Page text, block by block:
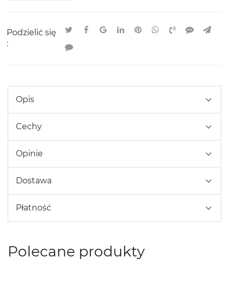
Podzielić się
:
Opis
Cechy
Opinie
Dostawa
Płatność
Polecane produkty